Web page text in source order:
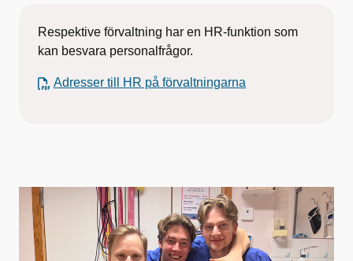
Respektive förvaltning har en HR-funktion som
kan besvara personalfrågor.
Adresser till HR på förvaltningarna